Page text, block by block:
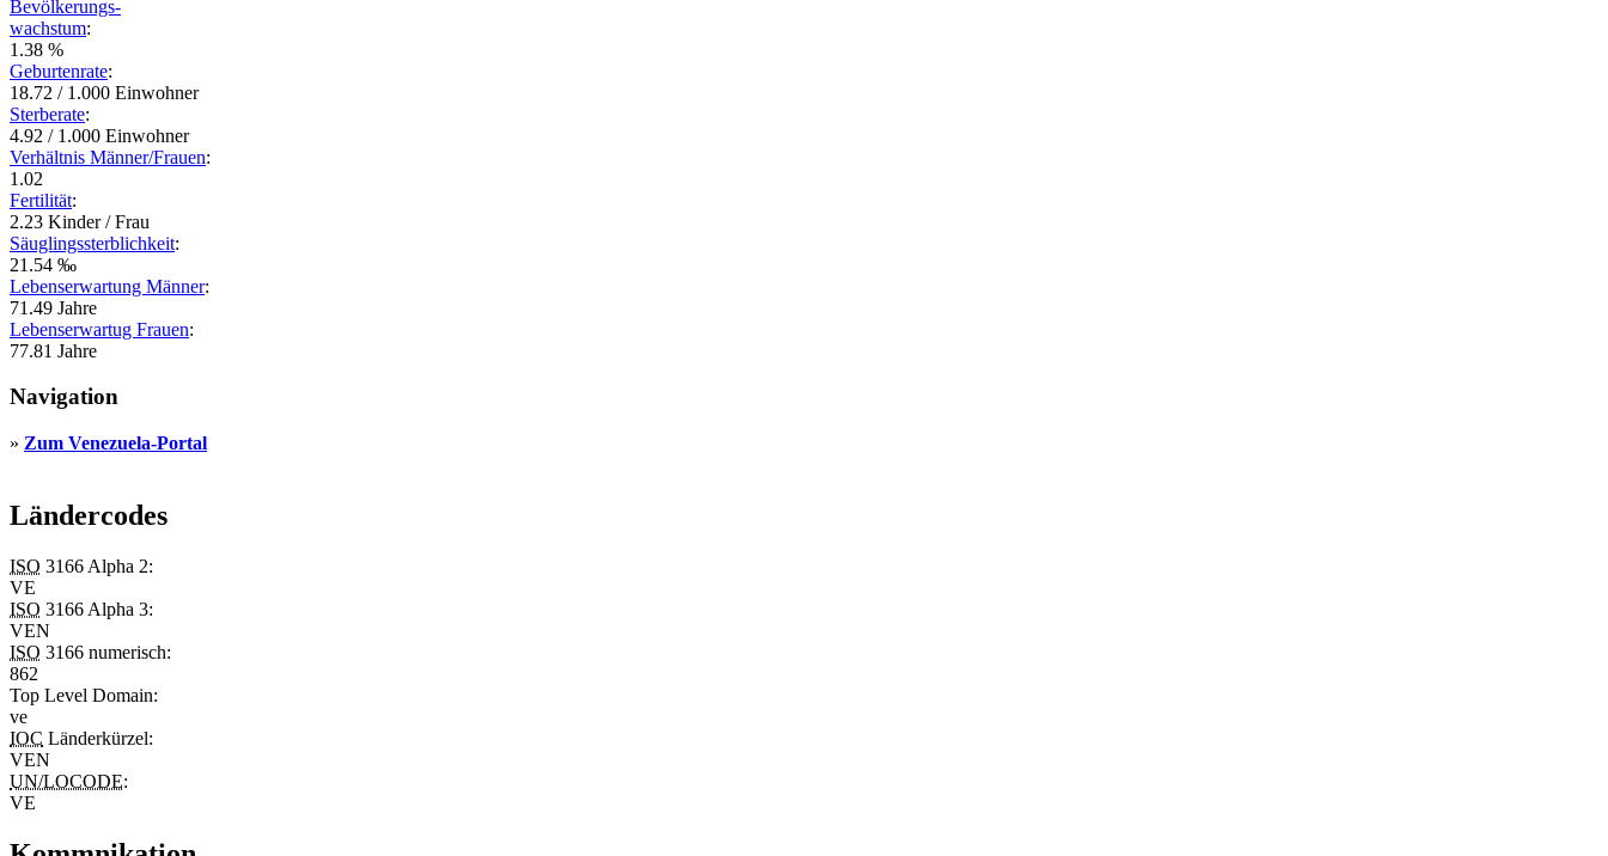
Bevölkerungs-
wachstum:
1.38 %
Geburtenrate:
18.72 / 1.000 Einwohner
Sterberate:
4.92 / 1.000 Einwohner
Verhältnis Männer/Frauen:
1.02
Fertilität:
2.23 Kinder / Frau
Säuglingssterblichkeit:
21.54 ‰
Lebenserwartung Männer:
71.49 Jahre
Lebenserwartug Frauen:
77.81 Jahre
Navigation
» Zum Venezuela-Portal
Ländercodes
ISO 3166 Alpha 2:
VE
ISO 3166 Alpha 3:
VEN
ISO 3166 numerisch:
862
Top Level Domain:
ve
IOC Länderkürzel:
VEN
UN/LOCODE:
VE